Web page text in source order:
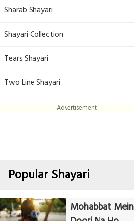
Sharab Shayari
Shayari Collection
Tears Shayari
Two Line Shayari
Advertisement
Popular Shayari
Mohabbat Mein